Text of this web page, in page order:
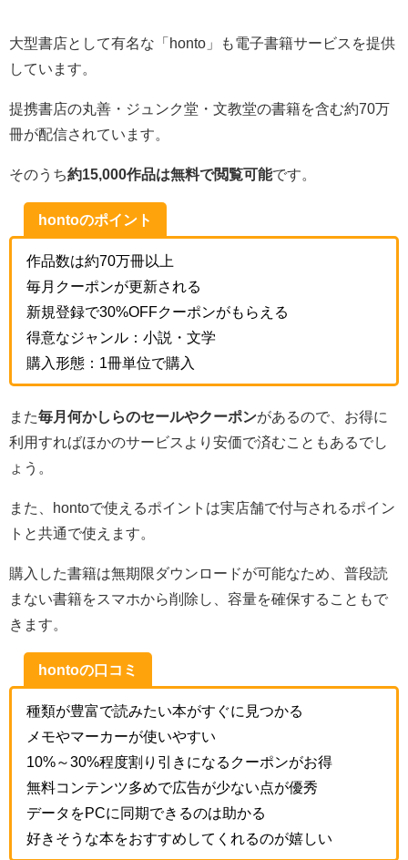
大型書店として有名な「honto」も電子書籍サービスを提供
しています。
提携書店の丸善・ジュンク堂・文教堂の書籍を含む約70万
冊が配信されています。
そのうち約15,000作品は無料で閲覧可能です。
hontoのポイント
作品数は約70万冊以上
毎月クーポンが更新される
新規登録で30%OFFクーポンがもらえる
得意なジャンル：小説・文学
購入形態：1冊単位で購入
また毎月何かしらのセールやクーポンがあるので、お得に
利用すればほかのサービスより安価で済むこともあるでし
ょう。
また、hontoで使えるポイントは実店舗で付与されるポイン
トと共通で使えます。
購入した書籍は無期限ダウンロードが可能なため、普段読
まない書籍をスマホから削除し、容量を確保することもで
きます。
hontoの口コミ
種類が豊富で読みたい本がすぐに見つかる
メモやマーカーが使いやすい
10%～30%程度割り引きになるクーポンがお得
無料コンテンツ多めで広告が少ない点が優秀
データをPCに同期できるのは助かる
好きそうな本をおすすめしてくれるのが嬉しい